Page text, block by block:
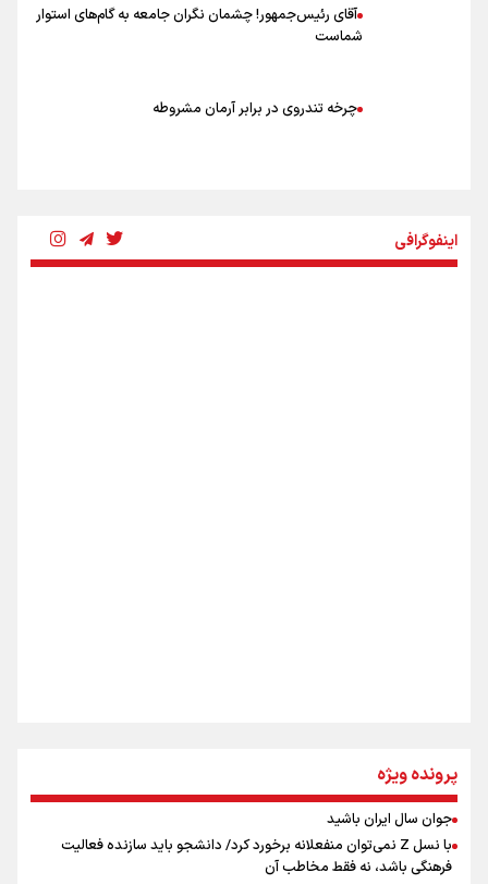
آقای رئیس‌جمهور! چشمان نگران جامعه به گام‌های استوار
شماست
چرخه تندروی در برابر آرمان مشروطه
سه حسرتی که به دلم ماند
اینفوگرافی
اینفو برنا / توصیه‌هایی طلایی برای پیاده روی اربعین
پرونده ویژه
جوان سال ایران باشید
با نسل Z نمی‌توان منفعلانه برخورد کرد/ دانشجو باید سازنده فعالیت
فرهنگی باشد، نه فقط مخاطب آن